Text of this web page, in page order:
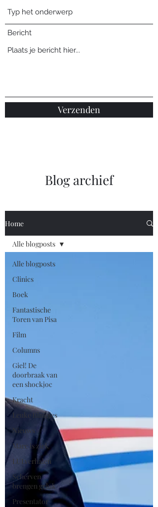
Bericht
Verzenden
Blog archief
Home
Alle blogposts
Clinics
Boek
Fantastische
Toren van Pisa
Film
Columns
Giel! De
doorbraak van
een shockjoc
Kracht
Leuke filmpjes
Nieuws
Marc is ziek
LULverhalen
Scherven
brengen geluk
Presentator
Alle blogposts